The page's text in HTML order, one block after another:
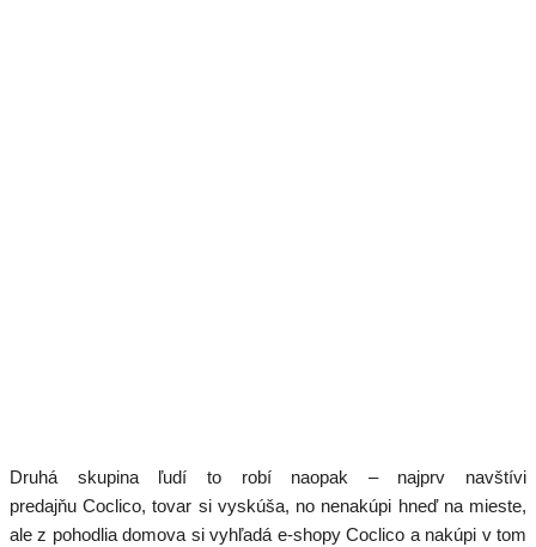
Druhá skupina ľudí to robí naopak – najprv navštívi
predajňu Coclico, tovar si vyskúša, no nenakúpi hneď na mieste,
ale z pohodlia domova si vyhľadá e-shopy Coclico a nakúpi v tom